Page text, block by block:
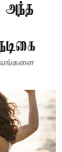
அந்த